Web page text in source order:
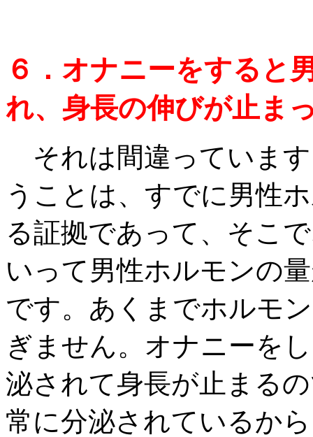
６．オナニーをすると
れ、身長の伸びが止ま
それは間違っていま
うことは、すでに男性
る証拠であって、そこ
いって男性ホルモンの
です。あくまでホルモ
ぎません。オナニーを
泌されて身長が止まる
常に分泌されているか